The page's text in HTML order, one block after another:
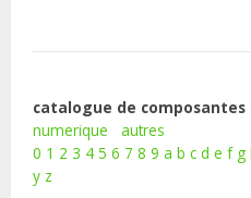
catalogue de
numerique
autres
0 1 2 3 4 5 6 7 8 9 a b c d e f g
y z